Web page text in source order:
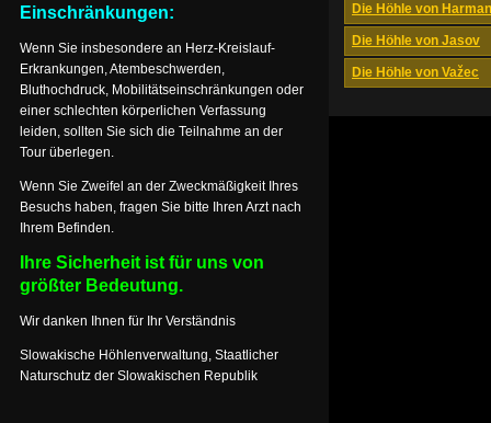
Die Höhle von
Die Höhle von Jasov
Die Höhle von Važec
Einschränkungen:
Wenn Sie insbesondere an Herz-Kreislauf-
Erkrankungen, Atembeschwerden,
Bluthochdruck, Mobilitätseinschränkungen oder
einer schlechten körperlichen Verfassung
leiden, sollten Sie sich die Teilnahme an der
Tour überlegen.
Wenn Sie Zweifel an der Zweckmäßigkeit Ihres
Besuchs haben, fragen Sie bitte Ihren Arzt nach
Ihrem Befinden.
Ihre Sicherheit ist für uns von
größter Bedeutung.
Wir danken Ihnen für Ihr Verständnis
Slowakische Höhlenverwaltung, Staatlicher
Naturschutz der Slowakischen Republik